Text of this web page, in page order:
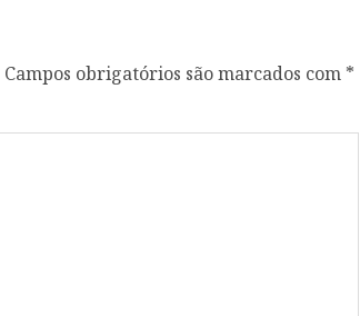
Campos obrigatórios são marcados com *